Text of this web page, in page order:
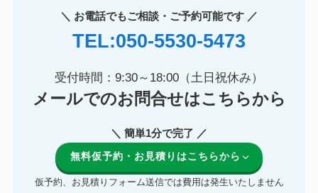
＼ お電話でもご相談・ご予約可能です ／
TEL:050-5530-5473
受付時間：9:30～18:00（土日祝休み）
メールでのお問合せはこちらから
＼ 簡単1分で完了 ／
無料仮予約・お見積りはこちらから
仮予約、お見積りフォーム送信では費用は発生いたしません